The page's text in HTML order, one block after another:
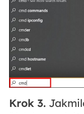
Krok 3.